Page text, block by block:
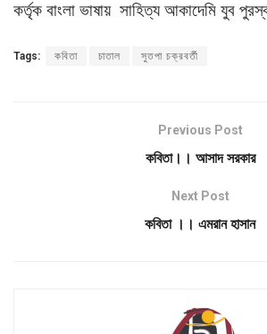
কর্তৃক বাংলা ভাষায় সাহিত্য আকাদেমি যুব
Tags: কবিতা চাতাল সুতপা চক্রবর্তী
Previous Post
কবিতা।। আসাদ সরকার
Next Post
কবিতা ।। এমরান হাসান